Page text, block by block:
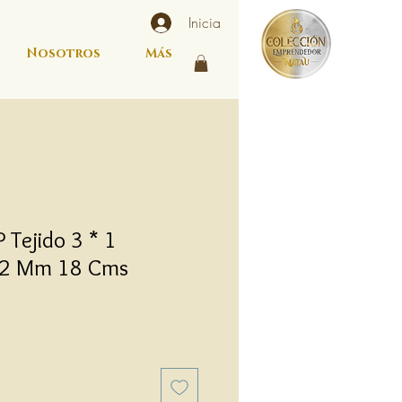
Nosotros Más
Inicia
Tejido 3 * 1
Mm 18 Cms